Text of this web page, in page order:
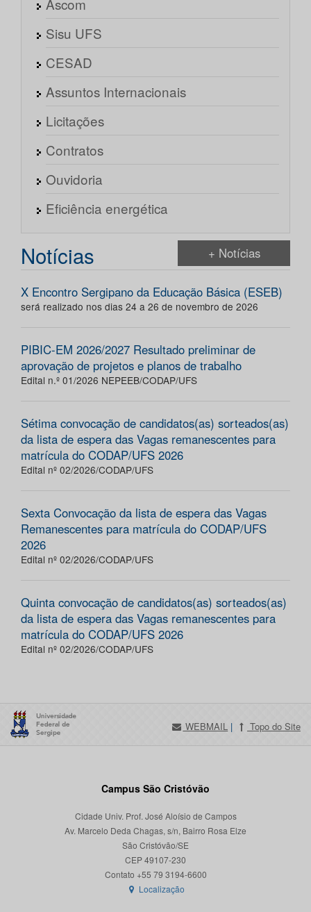
Ascom
Sisu UFS
CESAD
Assuntos Internacionais
Licitações
Contratos
Ouvidoria
Eficiência energética
Notícias + Notícias
X Encontro Sergipano da Educação Básica (ESEB)
será realizado nos dias 24 a 26 de novembro de 2026
PIBIC-EM 2026/2027 Resultado preliminar de
aprovação de projetos e planos de trabalho
Edital n.º 01/2026 NEPEEB/CODAP/UFS
Sétima convocação de candidatos(as) sorteados(as)
da lista de espera das Vagas remanescentes para
matrícula do CODAP/UFS 2026
Edital nº 02/2026/CODAP/UFS
Sexta Convocação da lista de espera das Vagas
Remanescentes para matrícula do CODAP/UFS
2026
Edital nº 02/2026/CODAP/UFS
Quinta convocação de candidatos(as) sorteados(as)
da lista de espera das Vagas remanescentes para
matrícula do CODAP/UFS 2026
Edital nº 02/2026/CODAP/UFS
WEBMAIL | Topo do Site
Campus São Cristóvão
Cidade Univ. Prof. José Aloísio de Campos
Av. Marcelo Deda Chagas, s/n, Bairro Rosa Elze
São Cristóvão/SE
CEP 49107-230
Localização